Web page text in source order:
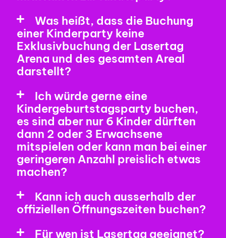
Was heißt, dass die Buchung
einer Kinderparty keine
Exklusivbuchung der Lasertag
Arena und des gesamten Areal
darstellt?
Ich würde gerne eine
Kindergeburtstagsparty buchen,
es sind aber nur 6 Kinder dürften
dann 2 oder 3 Erwachsene
mitspielen oder kann man bei einer
geringeren Anzahl preislich etwas
machen?
Kann ich auch ausserhalb der
offiziellen Öffnungszeiten buchen?
Für wen ist Lasertag geeignet?